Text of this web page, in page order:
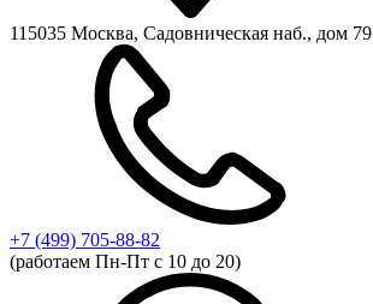
115035 Москва, Садовническая наб., дом 79
+7 (499) 705-88-82
(работаем Пн-Пт с 10 до 20)